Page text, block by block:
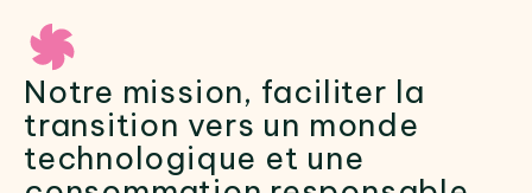
Notre mission, faciliter la
transition vers un monde
technologique et une